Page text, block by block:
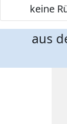
keine
aus